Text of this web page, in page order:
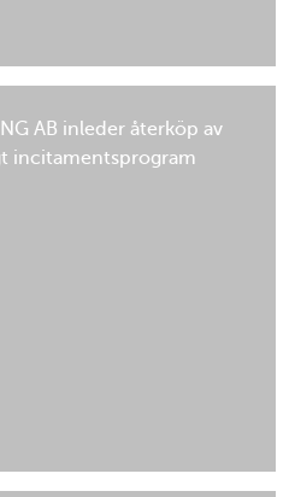
AB inleder återköp av
incitamentsprogram